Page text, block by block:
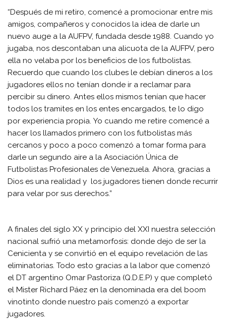
“Después de mi retiro, comencé a promocionar entre mis
amigos, compañeros y conocidos la idea de darle un
nuevo auge a la AUFPV, fundada desde 1988. Cuando yo
jugaba, nos descontaban una alicuota de la AUFPV, pero
ella no velaba por los beneficios de los futbolistas.
Recuerdo que cuando los clubes le debían dineros a los
jugadores ellos no tenían donde ir a reclamar para
percibir su dinero. Antes ellos mismos tenían que hacer
todos los tramites en los entes encargados, te lo digo
por experiencia propia. Yo cuando me retire comencé a
hacer los llamados primero con los futbolistas más
cercanos y poco a poco comenzó a tomar forma para
darle un segundo aire a la Asociación Única de
Futbolistas Profesionales de Venezuela. Ahora, gracias a
Dios es una realidad y los jugadores tienen donde recurrir
para velar por sus derechos.”
A finales del siglo XX y principio del XXI nuestra selección
nacional sufrió una metamorfosis: donde dejo de ser la
Cenicienta y se convirtió en el equipo revelación de las
eliminatorias. Todo esto gracias a la labor que comenzó
el DT argentino Omar Pastoriza (Q.D.E.P) y que completó
el Mister Richard Páez en la denominada era del boom
vinotinto donde nuestro país comenzó a exportar
jugadores.